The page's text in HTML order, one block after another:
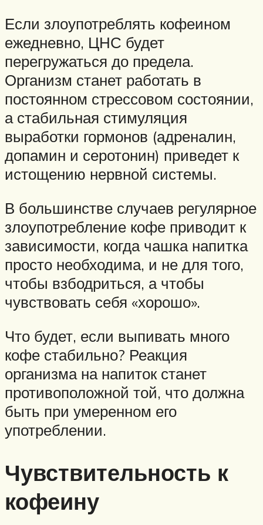
Если злоупотреблять кофеином
ежедневно, ЦНС будет
перегружаться до предела.
Организм станет работать в
постоянном стрессовом состоянии,
а стабильная стимуляция
выработки гормонов (адреналин,
допамин и серотонин) приведет к
истощению нервной системы.
В большинстве случаев регулярное
злоупотребление кофе приводит к
зависимости, когда чашка напитка
просто необходима, и не для того,
чтобы взбодриться, а чтобы
чувствовать себя «хорошо».
Что будет, если выпивать много
кофе стабильно? Реакция
организма на напиток станет
противоположной той, что должна
быть при умеренном его
употреблении.
Чувствительность к
кофеину